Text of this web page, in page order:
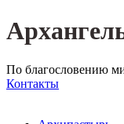
По благословению
Контакты